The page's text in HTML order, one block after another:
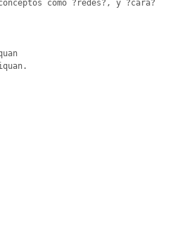
como ?redes?, y ?cara?